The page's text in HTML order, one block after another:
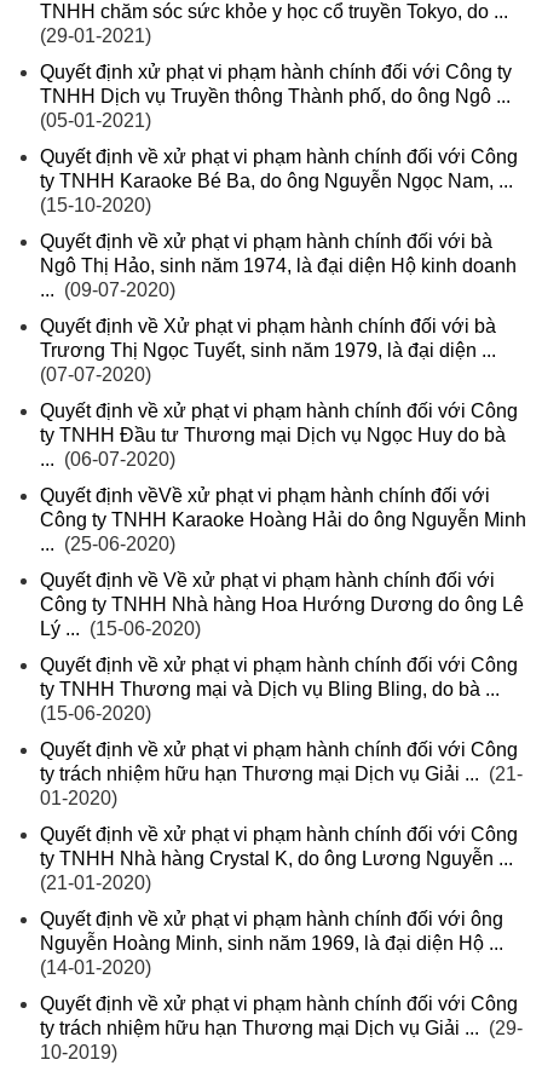
TNHH chăm sóc sức khỏe y học cổ truyền Tokyo, do ...
(29-01-2021)
Quyết định xử phạt vi phạm hành chính đối với Công ty
TNHH Dịch vụ Truyền thông Thành phố, do ông Ngô ...
(05-01-2021)
Quyết định về xử phạt vi phạm hành chính đối với Công
ty TNHH Karaoke Bé Ba, do ông Nguyễn Ngọc Nam, ...
(15-10-2020)
Quyết định về xử phạt vi phạm hành chính đối với bà
Ngô Thị Hảo, sinh năm 1974, là đại diện Hộ kinh doanh
... (09-07-2020)
Quyết định về Xử phạt vi phạm hành chính đối với bà
Trương Thị Ngọc Tuyết, sinh năm 1979, là đại diện ...
(07-07-2020)
Quyết định về xử phạt vi phạm hành chính đối với Công
ty TNHH Đầu tư Thương mại Dịch vụ Ngọc Huy do bà
... (06-07-2020)
Quyết định vềVề xử phạt vi phạm hành chính đối với
Công ty TNHH Karaoke Hoàng Hải do ông Nguyễn Minh
... (25-06-2020)
Quyết định về Về xử phạt vi phạm hành chính đối với
Công ty TNHH Nhà hàng Hoa Hướng Dương do ông Lê
Lý ... (15-06-2020)
Quyết định về xử phạt vi phạm hành chính đối với Công
ty TNHH Thương mại và Dịch vụ Bling Bling, do bà ...
(15-06-2020)
Quyết định về xử phạt vi phạm hành chính đối với Công
ty trách nhiệm hữu hạn Thương mại Dịch vụ Giải ... (21-
01-2020)
Quyết định về xử phạt vi phạm hành chính đối với Công
ty TNHH Nhà hàng Crystal K, do ông Lương Nguyễn ...
(21-01-2020)
Quyết định về xử phạt vi phạm hành chính đối với ông
Nguyễn Hoàng Minh, sinh năm 1969, là đại diện Hộ ...
(14-01-2020)
Quyết định về xử phạt vi phạm hành chính đối với Công
ty trách nhiệm hữu hạn Thương mại Dịch vụ Giải ... (29-
10-2019)